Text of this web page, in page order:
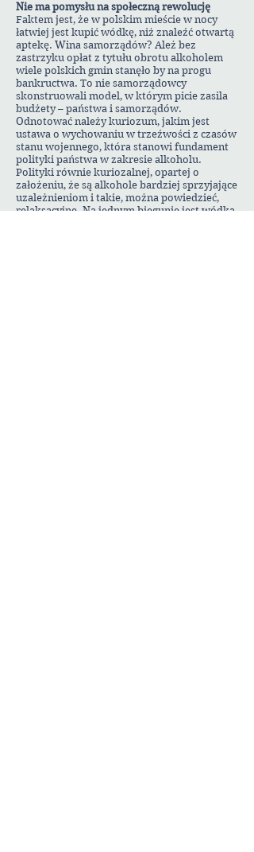
Nie ma pomysłu na społeczną rewolucję
Faktem jest, że w polskim mieście w nocy
łatwiej jest kupić wódkę, niż znaleźć otwartą
aptekę. Wina samorządów? Ależ bez
zastrzyku opłat z tytułu obrotu alkoholem
wiele polskich gmin stanęło by na progu
bankructwa. To nie samorządowcy
skonstruowali model, w którym picie zasila
budżety – państwa i samorządów.
Odnotować należy kuriozum, jakim jest
ustawa o wychowaniu w trzeźwości z czasów
stanu wojennego, która stanowi fundament
polityki państwa w zakresie alkoholu.
Polityki równie kuriozalnej, opartej o
założeniu, że są alkohole bardziej sprzyjające
uzależnieniom i takie, można powiedzieć,
relaksacyjne. Na jednym biegunie jest wódka,